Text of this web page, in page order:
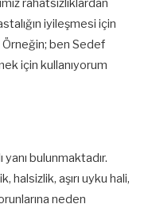
iyileşmesi için
ben Sedef
için kullanıyorum
bulunmaktadır.
aşırı uyku hali,
neden